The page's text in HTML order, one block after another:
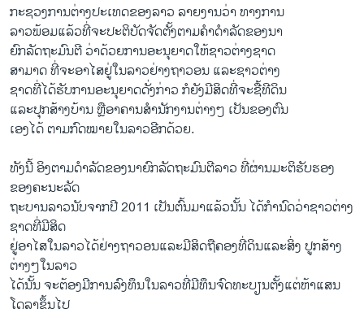
ພາສາຕ່າງໆ
ກະຊວງການຕ່າງປະເທດຂອງລາວ ລາຍງານວ່າ ທາງການ
ລາວພ້ອມແລ້ວທີ່ຈະປະຕິບັດຈັດຕັ້ງຕາມຄໍາດໍາລັດຂອງນາ
ຍົກລັດຖະມົນຕີ ວ່າດ້ວຍການອະນຸຍາດໃຫ້ຊາວຕ່າງຊາດ
ສາມາດ ທີ່ຈະອາໄສຢູ່ໃນລາວຢ່າງຖາວອນ ແລະຊາວຕ່າງ
ຊາດທີ່ໄດ້ຮັບການອະນຸຍາດດັ່ງກ່າວ ກໍຍັງມີສິດທີ່ຈະຊື້ທີດິນ
ແລະປຸກສ້າງບ້ານ ຫຼືອາຄານສໍານັກງານຕ່າງໆ ເປັນຂອງຕົນ
ເອງໄດ້ ຕາມກົດໝາຍໃນລາວອີກດ້ວຍ.
ທັງນີ້ ອິງຕາມດໍາລັດຂອງນາຍົກລັດຖະມົນຕີລາວ ທີ່ຜ່ານມະຕິຮັບຮອງ
ຂອງຄະນະລັດ
ຖະບານລາວນັບຈາກປີ 2011 ເປັນຕົ້ນມາແລ້ວນັ້ນ ໄດ້ກໍານົດວ່າຊາວຕ່າງ
ຊາດທີ່ມີສິດ
ຢູ່ອາໄສໃນລາວໄດ້ຢ່າງຖາວອນແລະມີສິດຖືຄອງທີ່ດິນແລະສິ່ງ ປູກສ້າງ
ຕ່າງໆໃນລາວ
ໄດ້ນັ້ນ ຈະຕ້ອງມີການລົງທຶນໃນລາວທີ່ມີທຶນຈົດທະບຽນຕັ້ງແຕ່ຫ້າແສນ
ໂດລາຂຶ້ນໄປ